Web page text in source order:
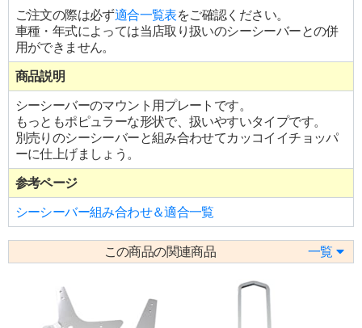
ご注文の際は必ず適合一覧表をご確認ください。
車種・年式によっては当店取り扱いのシーシーバーとの併
用ができません。
商品説明
シーシーバーのマウント用プレートです。
もっともポピュラーな形状で、扱いやすいタイプです。
別売りのシーシーバーと組み合わせてカッコイイチョッパ
ーに仕上げましょう。
参考ページ
シーシーバー組み合わせ＆適合一覧
この商品の関連商品 一覧